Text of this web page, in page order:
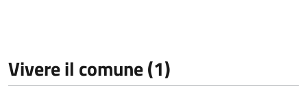
Vivere il comune (1)